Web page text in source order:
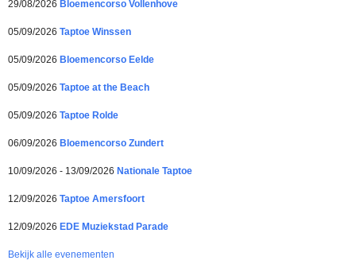
29/08/2026 Bloemencorso Vollenhove
05/09/2026 Taptoe Winssen
05/09/2026 Bloemencorso Eelde
05/09/2026 Taptoe at the Beach
05/09/2026 Taptoe Rolde
06/09/2026 Bloemencorso Zundert
10/09/2026 - 13/09/2026 Nationale Taptoe
12/09/2026 Taptoe Amersfoort
12/09/2026 EDE Muziekstad Parade
Bekijk alle evenementen